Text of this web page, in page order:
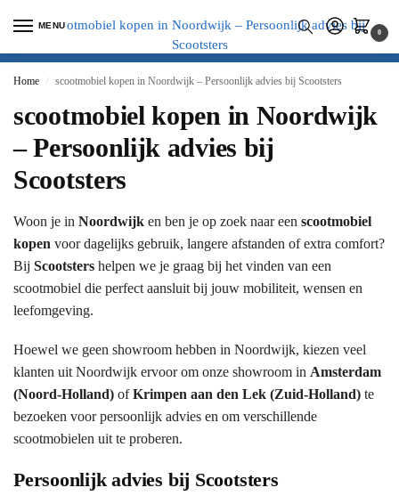
MENU
0
Home / scootmobiel kopen in Noordwijk – Persoonlijk advies bij Scootsters
scootmobiel kopen in Noordwijk
– Persoonlijk advies bij
Scootsters
Woon je in Noordwijk en ben je op zoek naar een scootmobiel
kopen voor dagelijks gebruik, langere afstanden of extra comfort?
Bij Scootsters helpen we je graag bij het vinden van een
scootmobiel die perfect aansluit bij jouw mobiliteit, wensen en
leefomgeving.
Hoewel we geen showroom hebben in Noordwijk, kiezen veel
klanten uit Noordwijk ervoor om onze showroom in Amsterdam
(Noord-Holland) ofKrimpen aan den Lek (Zuid-Holland) te
bezoeken voor persoonlijk advies en om verschillende
scootmobielen uit te proberen.
Persoonlijk advies bij Scootsters